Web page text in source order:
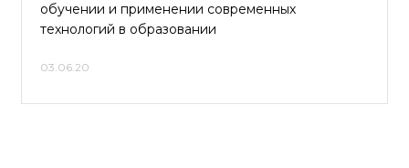
обучении и применении современных
технологий в образовании
03.06.20